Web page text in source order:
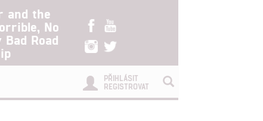
and the
No
Bad Road
PŘIHLÁSIT
REGISTROVAT